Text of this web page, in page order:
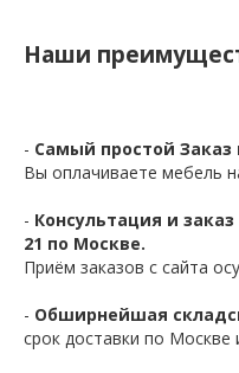
Наши
- Самый простой
Вы оплачиваете мебель
- Консультация и
21 по Москве.
Приём заказов с сайта
- Обширнейшая
срок доставки по